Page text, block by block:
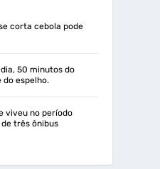
corta cebola pode
50 minutos do
espelho.
viveu no período
três ônibus